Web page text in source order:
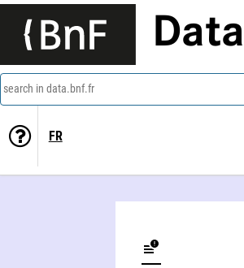
Data
search in data.bnf.fr
FR